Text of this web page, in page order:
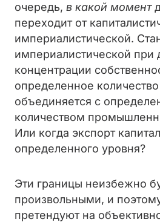
очередь, в какой момент
переходит от
империалистической.
империалистической при
концентрации
определенное
объединяется с
количеством
Или когда экспорт
определенного уровня?
Эти границы неизбежно
произвольными, и
претендуют на